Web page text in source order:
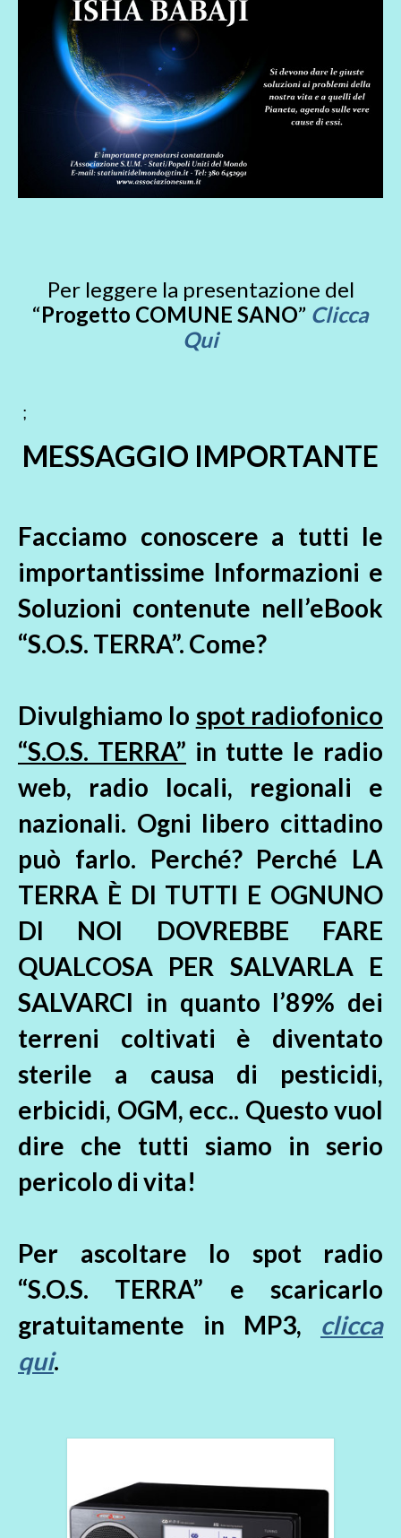
Per leggere la presentazione del
“Progetto COMUNE SANO” Clicca
Qui
;
MESSAGGIO IMPORTANTE
Facciamo conoscere a tutti le
importantissime Informazioni e
Soluzioni contenute nell’eBook
“S.O.S. TERRA”. Come?
Divulghiamo lo spot radiofonico
“S.O.S. TERRA” in tutte le radio
web, radio locali, regionali e
nazionali. Ogni libero cittadino
può farlo. Perché? Perché LA
TERRA È DI TUTTI E OGNUNO
DI NOI DOVREBBE FARE
QUALCOSA PER SALVARLA E
SALVARCI in quanto l’89% dei
terreni coltivati è diventato
sterile a causa di pesticidi,
erbicidi, OGM, ecc.. Questo vuol
dire che tutti siamo in serio
pericolo di vita!
Per ascoltare lo spot radio
“S.O.S. TERRA” e scaricarlo
gratuitamente in MP3, clicca
qui.